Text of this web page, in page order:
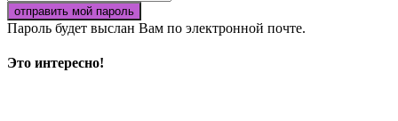
Пароль будет выслан Вам по электронной почте.
Это интересно!